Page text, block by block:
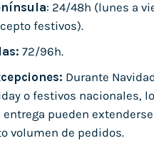
: 24/48h (lunes a
festivos).
72/96h.
Durante
o festivos nacionales,
entrega pueden
volumen de pedidos.